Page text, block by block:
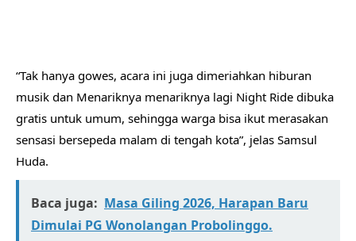
“Tak hanya gowes, acara ini juga dimeriahkan hiburan
musik dan Menariknya menariknya lagi Night Ride dibuka
gratis untuk umum, sehingga warga bisa ikut merasakan
sensasi bersepeda malam di tengah kota”, jelas Samsul
Huda.
Baca juga: Masa Giling 2026, Harapan Baru
Dimulai PG Wonolangan Probolinggo.